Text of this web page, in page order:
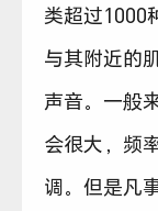
类超过1000
与其附近的
声音。一般
会很大，频
调。但是凡